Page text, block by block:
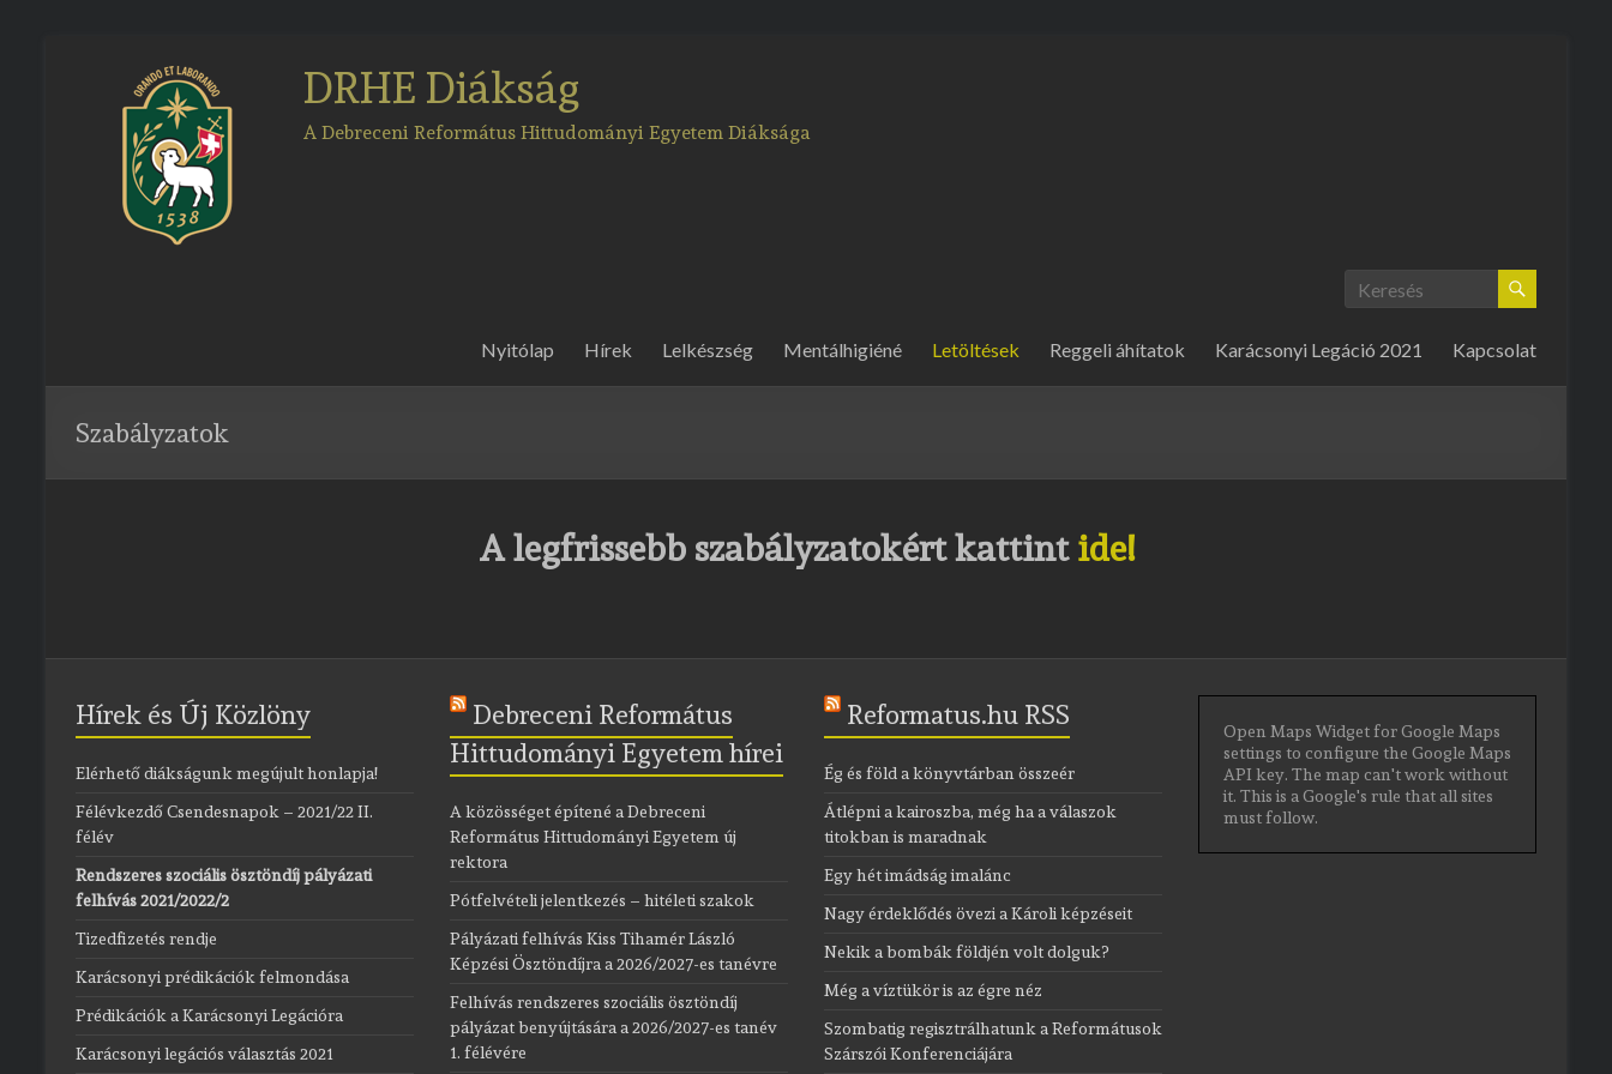
DRHE Diákság
A Debreceni Református Hittudományi Egyetem Diáksága
Nyitólap Hírek Lelkészség Mentálhigiéné Letöltések Reggeli áhítatok Karácsonyi Legáció 2021 Kapcsolat
Szabályzatok
A legfrissebb szabályzatokért kattint ide!
Hírek és Új Közlöny
Elérhető diákságunk megújult honlapja!
Félévkezdő Csendesnapok – 2021/22 II.
félév
Rendszeres szociális ösztöndíj pályázati
felhívás 2021/2022/2
Tizedfizetés rendje
Karácsonyi prédikációk felmondása
Prédikációk a Karácsonyi Legációra
Karácsonyi legációs választás 2021
Debreceni Református
Hittudományi Egyetem hírei
A közösséget építené a Debreceni
Református Hittudományi Egyetem új
rektora
Pótfelvételi jelentkezés – hitéleti szakok
Pályázati felhívás Kiss Tihamér László
Képzési Ösztöndíjra a 2026/2027-es tanévre
Felhívás rendszeres szociális ösztöndíj
pályázat benyújtására a 2026/2027-es tanév
1. félévére
Reformatus.hu RSS
Ég és föld a könyvtárban összeér
Átlépni a kairoszba, még ha a válaszok
titokban is maradnak
Egy hét imádság imalánc
Nagy érdeklődés övezi a Károli képzéseit
Nekik a bombák földjén volt dolguk?
Még a víztükör is az égre néz
Szombatig regisztrálhatunk a Reformátusok
Szárszói Konferenciájára
Open Maps Widget for Google Maps
settings to configure the Google Maps
API key. The map can't work without
it. This is a Google's rule that all sites
must follow.